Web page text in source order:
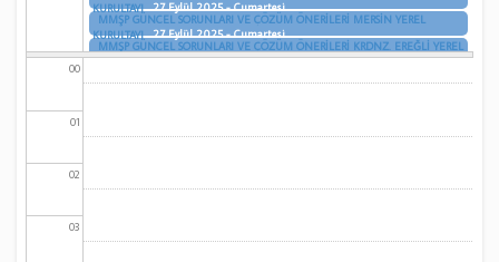
KURULTAYI
27 Eylül 2025 - Cumartesi
MMŞP GÜNCEL SORUNLARI VE ÇÖZÜM ÖNERİLERİ MERSİN YEREL
KURULTAYI
27 Eylül 2025 - Cumartesi
MMŞP GÜNCEL SORUNLARI VE ÇÖZÜM ÖNERİLERİ KRDNZ. EREĞLİ YEREL
KURULTAYI
27 Eylül 2025 - Cumartesi
00
01
02
03